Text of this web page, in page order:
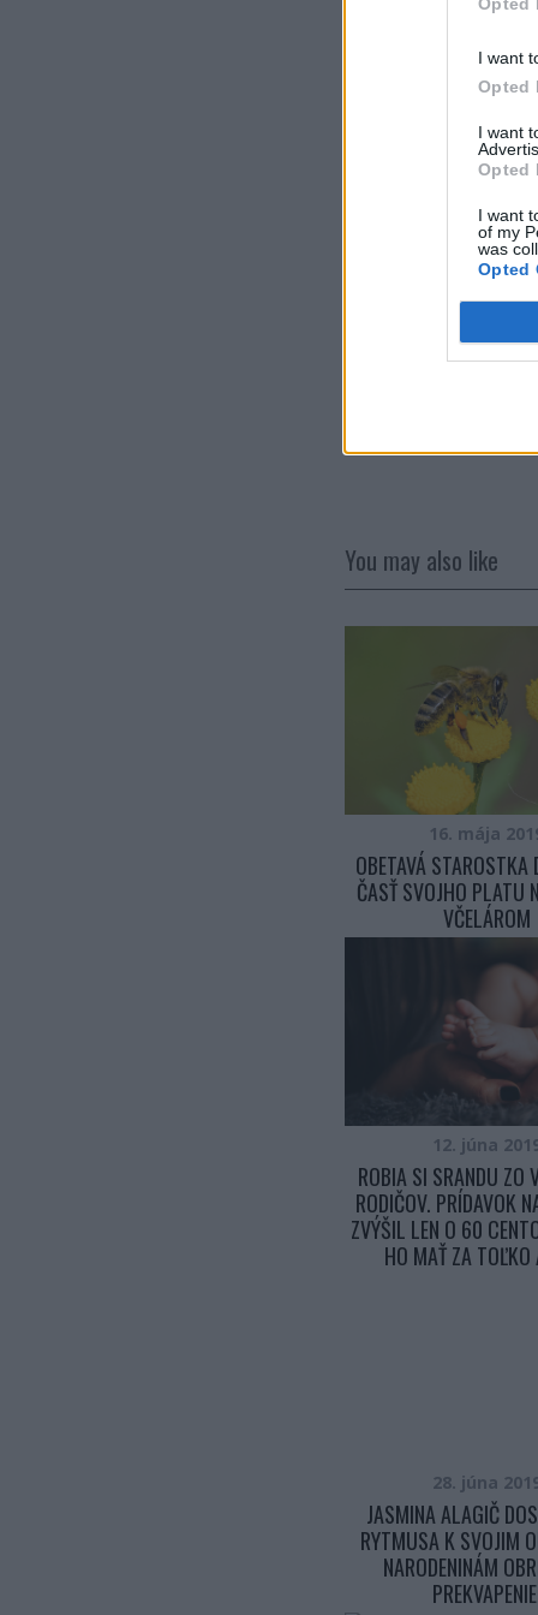
I want
Opted
I want
Opted
I want
of my
was
Opted
You may also like
16. mája
OBETAVÁ STAROSTKA
ČASŤ SVOJHO PLATU
VČELÁROM
12. júna
ROBIA SI SRANDU ZO
RODIČOV. PRÍDAVOK
ZVÝŠIL LEN O 60
HO MAŤ ZA TOĽKO
28. júna
JASMINA ALAGIČ
RYTMUSA K SVOJIM
NARODENINÁM